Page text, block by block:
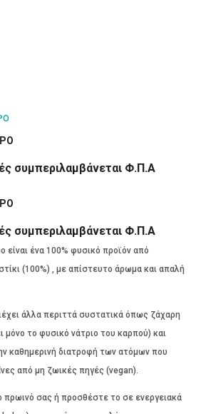
συμπεριλαμβάνεται Φ.Π.Α
συμπεριλαμβάνεται Φ.Π.Α
είναι ένα 100% φυσικό προϊόν από
(100%) , με απίστευτο άρωμα και απαλή
άλλα περιττά συστατικά όπως ζάχαρη
μόνο το φυσικό νάτριο του καρπού) και
καθημερινή διατροφή των ατόμων που
από μη ζωικές πηγές (vegan).
σας ή προσθέστε το σε ενεργειακά